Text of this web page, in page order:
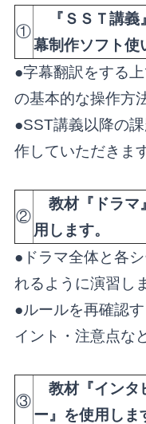
①
『ＳＳＴ講
幕制作ソフト使
●字幕翻訳をする
の基本的な操作方
●SST講義以降の
作していただきま
②
教材『ドラマ
用します。
●ドラマ全体と各
れるように演習し
●ルールを再確認
イント・注意点な
③
教材『インタ
ー』を使用しま